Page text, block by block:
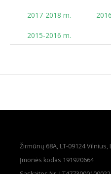
2017-2018 m.
2015-2016 m.
Žirmūnų 68A, LT-09124 Vilnius,
Įmonės kodas 191920664